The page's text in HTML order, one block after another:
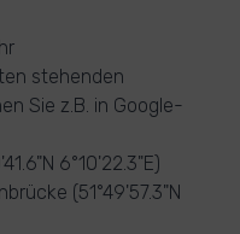
stehenden
Sie z.B. in Google-
6°10'22.3"E)
(51°49'57.3"N